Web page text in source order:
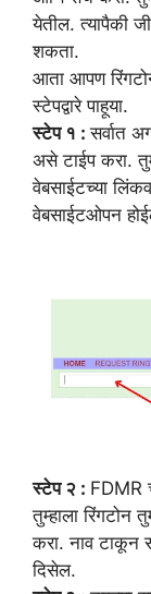
येतील. त्यापैकी
शकता.
आता आपण
स्टेपद्वारे पाहूया.
स्टेप १ :सर्वात
असे टाईप करा.
वेबसाईटच्या
वेबसाईटओपन
स्टेप २ : FDMR
तुम्हाला रिंगटोन
करा. नाव टाकून
दिसेल.